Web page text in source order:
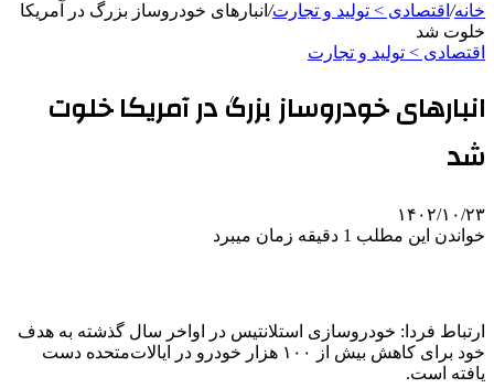
خانه/ اقتصادی > تولید و تجارت/ انبارهای خودروساز بزرگ در آمریکا
خلوت شد
اقتصادی > تولید و تجارت
انبارهای خودروساز بزرگ در آمریکا خلوت
شد
۱۴۰۲/۱۰/۲۳
خواندن این مطلب 1 دقیقه زمان میبرد
ارتباط فردا: خودروسازی استلانتیس در اواخر سال گذشته به هدف
خود برای کاهش بیش از ۱۰۰ هزار خودرو در ایالات‌متحده دست
یافته است.